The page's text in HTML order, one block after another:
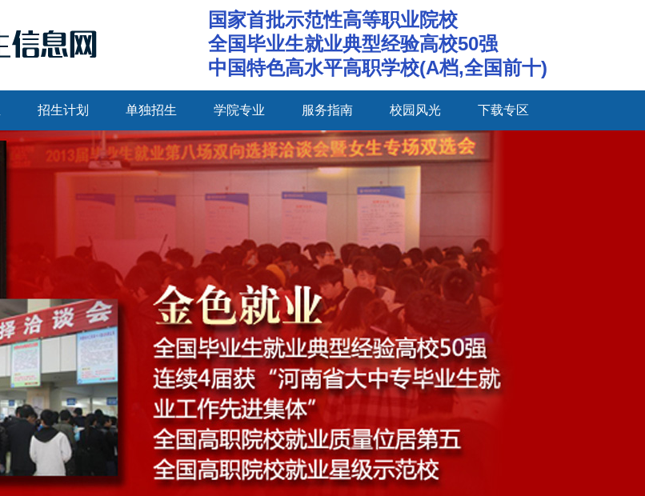
国家首批示范性高等职业院校
全国毕业生就业典型经验高校50强
中国特色高水平高职学校(A档,全国前十)
招生计划 单独招生 学院专业 服务指南 校园风光 下载专区